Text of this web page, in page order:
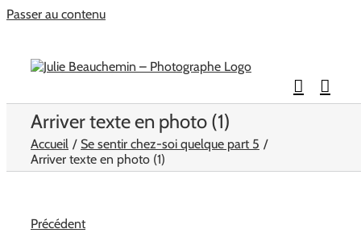
Passer au contenu
Arriver texte en photo (1)
Accueil
Se sentir chez-soi quelque part 5
Arriver texte en photo (1)
Précédent